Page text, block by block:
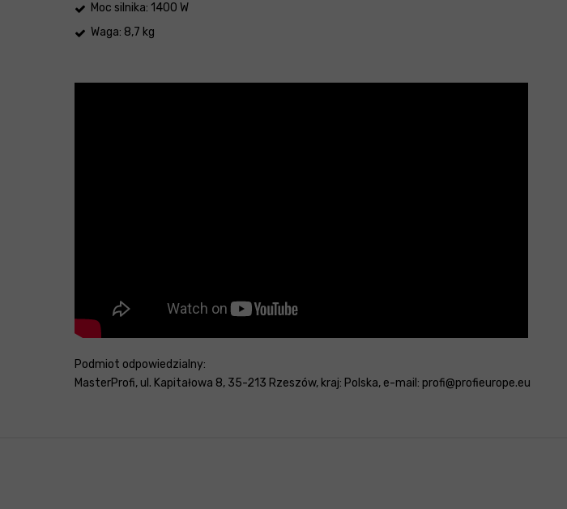
Moc silnika: 1400 W
Waga: 8,7 kg
Podmiot odpowiedzialny:
MasterProfi, ul. Kapitałowa 8, 35-213 Rzeszów, kraj: Polska, e-mail: profi@profieurope.eu